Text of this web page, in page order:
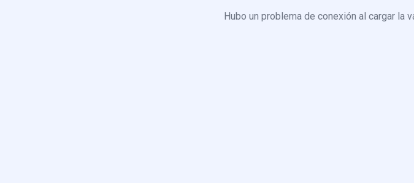
Hubo un problema de conexión al cargar la